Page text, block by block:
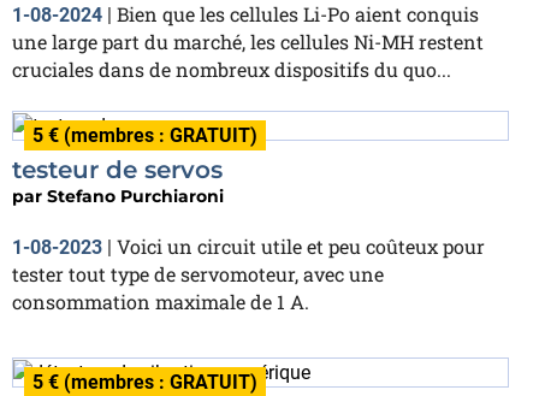
1-08-2024
Bien que les cellules Li-Po aient conquis
une large part du marché, les cellules Ni-MH restent
cruciales dans de nombreux dispositifs du quo...
5 € (membres : GRATUIT)
testeur de servos
par Stefano Purchiaroni
1-08-2023 | Voici un circuit utile et peu coûteux pour
tester tout type de servomoteur, avec une
consommation maximale de 1 A.
5 € (membres : GRATUIT)